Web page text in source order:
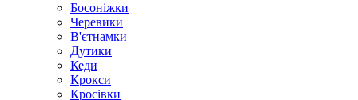
Босоніжки
Черевики
В'єтнамки
Дутики
Кеди
Крокси
Кросівки